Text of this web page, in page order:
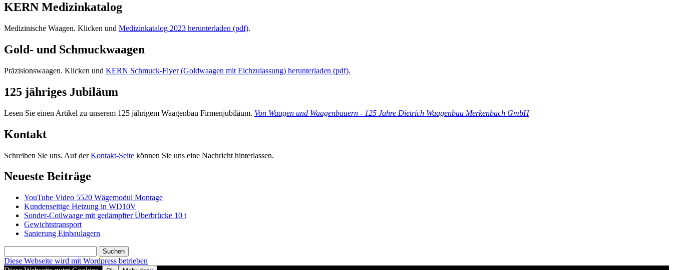
KERN Medizinkatalog
Medizinische Waagen. Klicken und Medizinkatalog 2023 herunterladen (pdf).
Gold- und Schmuckwaagen
Präzisionswaagen. Klicken und KERN Schmuck-Flyer (Goldwaagen mit Eichzulassung) herunterladen (pdf).
125 jähriges Jubiläum
Lesen Sie einen Artikel zu unserem 125 jährigem Waagenbau Firmenjubiläum. Von Waagen und Waagenbauern - 125 Jahre Dietrich Waagenbau Merkenbach GmbH
Kontakt
Schreiben Sie uns. Auf derKontakt-Seite können Sie uns eine Nachricht hinterlassen.
Neueste Beiträge
YouTube Video 5520 Wägemodul Montage
Kundenseitige Heizung in WD10V
Sonder-Coilwaage mit gedämpfter Überbrücke 10 t
Gewichtstransport
Sanierung Einbaulagern
nach:
Diese Webseite wird mit Wordpress betrieben